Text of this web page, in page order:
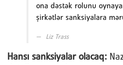
ona dəstək rolunu
şirkətlər sanksiyalara
Liz Trass
Hansı sanksiyalar olacaq: